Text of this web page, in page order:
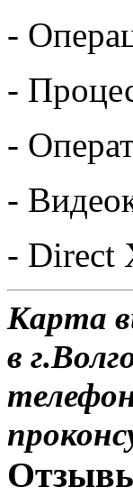
-
-
-
-
- Direct
Карта
в